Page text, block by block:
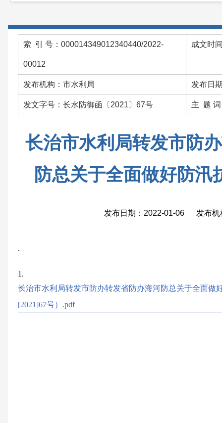
索 引 号：000014349012340440/2022-
00012
成文时
发布机构：市水利局 发布日
发文字号：长水防御函〔2021〕67号 主 题 词
长治市水利局转发市防
防总关于全面做好防汛
发布日期：2022-01-06 发布机
.
1.
长治市水利局转发市防办转发省防办海河防总关于全面做
[2021]67号）.pdf